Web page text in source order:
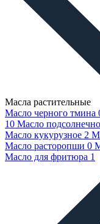
Масла растительные
Масло черного тмина
10 Масло
Масло кукурузное 2
Масло расторопши 0
Масло для фритюра 1